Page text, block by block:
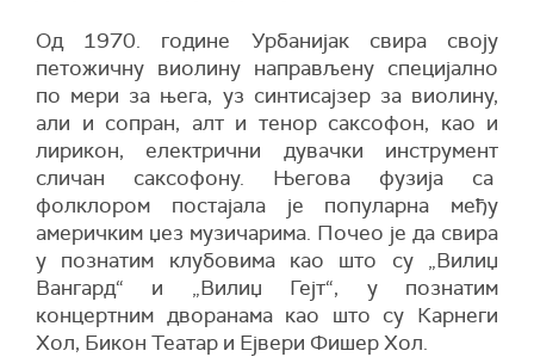
Од 1970. године Урбанијак свира своју
петожичну виолину направљену специјално
по мери за њега, уз синтисајзер за виолину,
али и сопран, алт и тенор саксофон, као и
лирикон, електрични дувачки инструмент
сличан саксофону. Његова фузија са
фолклором постајала је популарна међу
америчким џез музичарима. Почео је да свира
у познатим клубовима као што су „Вилиџ
Вангард“ и „Вилиџ Гејт“, у познатим
концертним дворанама као што су Карнеги
Хол, Бикон Театар и Ејвери Фишер Хол.